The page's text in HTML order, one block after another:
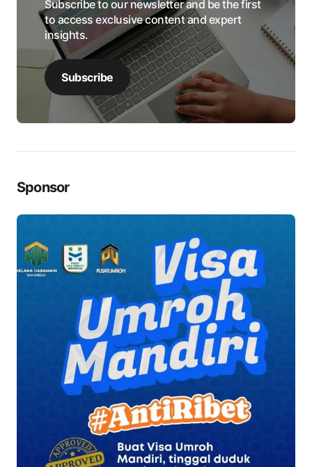
Subscribe to our newsletter and be the first
to access exclusive content and expert
insights.
Subscribe
Sponsor